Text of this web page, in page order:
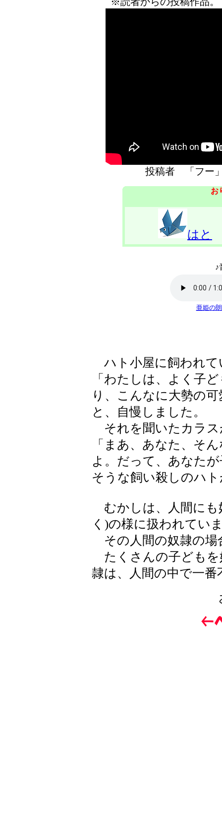
投稿者 「フ
お
はと
♪
亜姫の
ハト小屋に飼われて
「わたしは、よく子
り、こんなに大勢の
と、自慢しました。
それを聞いたカラス
「まあ、あなた、そ
よ。だって、あなた
そうな飼い殺しのハ
むかしは、人間にも
く)の様に扱われてい
その人間の奴隷の場
たくさんの子どもを
隷は、人間の中で一番